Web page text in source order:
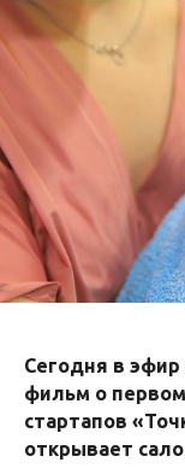
Сегодня в
фильм о первом
стартапов
открывает